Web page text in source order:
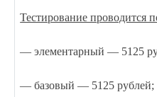
Тестирование проводится
— элементарный — 5125
— базовый — 5125 рублей;